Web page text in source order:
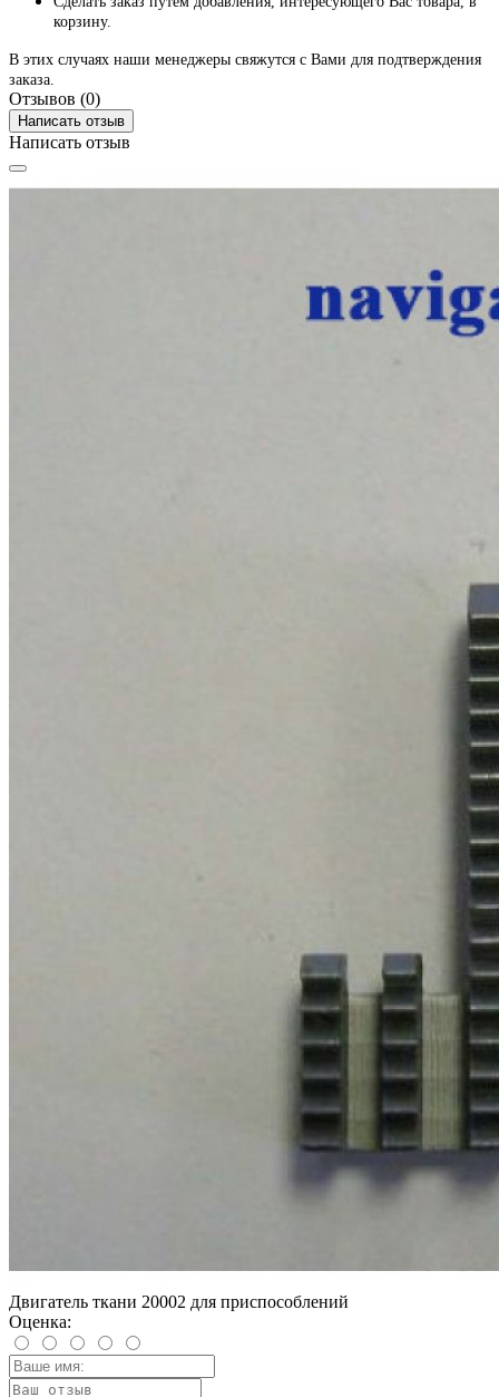
корзину.
В этих случаях наши менеджеры свяжутся с Вами для подтверждения
заказа.
Отзывов (0)
Написать отзыв
Написать отзыв
Двигатель ткани 20002 для приспособлений
Оценка: